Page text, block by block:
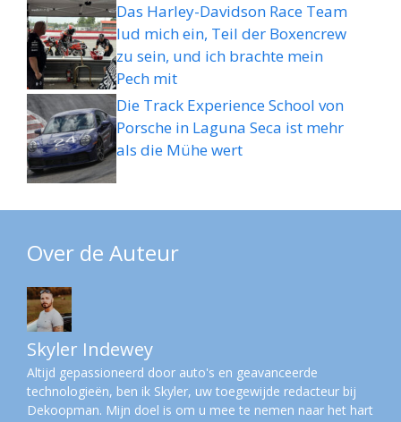
Das Harley-Davidson Race Team
lud mich ein, Teil der Boxencrew
zu sein, und ich brachte mein
Pech mit
Die Track Experience School von
Porsche in Laguna Seca ist mehr
als die Mühe wert
Over de Auteur
Skyler Indewey
Altijd gepassioneerd door auto's en geavanceerde
technologieën, ben ik Skyler, uw toegewijde redacteur bij
Dekoopman. Mijn doel is om u mee te nemen naar het hart